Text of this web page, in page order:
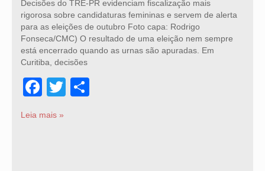
Decisões do TRE-PR evidenciam fiscalização mais
rigorosa sobre candidaturas femininas e servem de alerta
para as eleições de outubro Foto capa: Rodrigo
Fonseca/CMC) O resultado de uma eleição nem sempre
está encerrado quando as urnas são apuradas. Em
Curitiba, decisões
Facebook
Twitter
Leia mais »